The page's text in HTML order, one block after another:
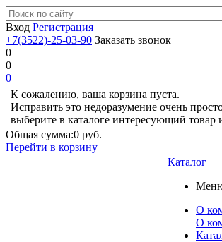
Вход Регистрация
+7(3522)-25-03-90 Заказать звонок
0
0
0
К сожалению, ваша корзина пуста.
Исправить это недоразумение очень
выберите в каталоге интересующий
Общая сумма:0 руб.
Перейти в корзину
Каталог
О
О